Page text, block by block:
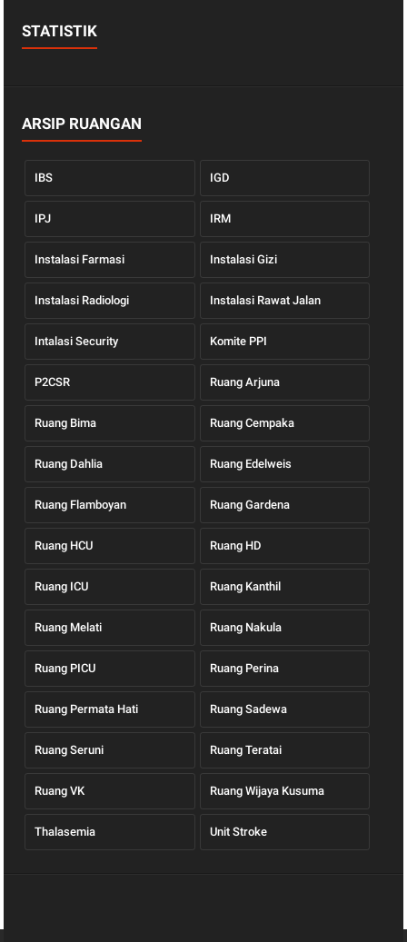
STATISTIK
ARSIP RUANGAN
IBS IGD
IPJ IRM
Instalasi Farmasi Instalasi Gizi
Instalasi Radiologi Instalasi Rawat Jalan
Intalasi Security Komite PPI
P2CSR Ruang Arjuna
Ruang Bima Ruang Cempaka
Ruang Dahlia Ruang Edelweis
Ruang Flamboyan Ruang Gardena
Ruang HCU Ruang HD
Ruang ICU Ruang Kanthil
Ruang Melati Ruang Nakula
Ruang PICU Ruang Perina
Ruang Permata Hati Ruang Sadewa
Ruang Seruni Ruang Teratai
Ruang VK Ruang Wijaya Kusuma
Thalasemia Unit Stroke